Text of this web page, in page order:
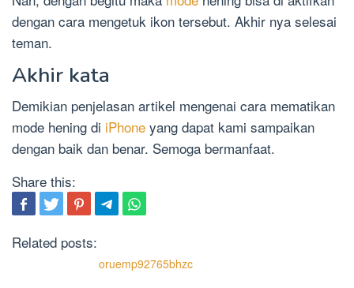
dengan cara mengetuk ikon tersebut. Akhir nya selesai
teman.
Akhir kata
Demikian penjelasan artikel mengenai cara mematikan
mode hening di iPhone yang dapat kami sampaikan
dengan baik dan benar. Semoga bermanfaat.
Share this:
Related posts:
oruemp92765bhzc